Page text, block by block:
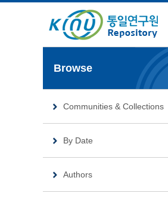
Browse
Communities & Collections
By Date
Authors